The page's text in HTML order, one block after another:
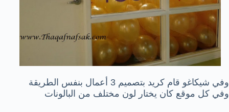
وفي شيكاغو قام كريد بتصميم 3 أعمال بنفس الطريقة
وفي كل موقع كان يختار لون مختلف من البالونات